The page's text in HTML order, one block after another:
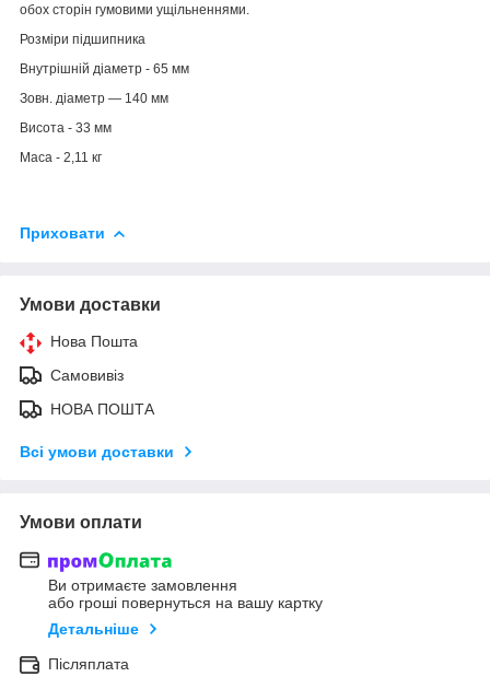
обох сторін гумовими ущільненнями.
Розміри підшипника
Внутрішній діаметр - 65 мм
Зовн. діаметр — 140 мм
Висота - 33 мм
Маса - 2,11 кг
Приховати
Умови доставки
Нова Пошта
Самовивіз
НОВА ПОШТА
Всі умови доставки
Умови оплати
Ви отримаєте замовлення
або гроші повернуться на вашу картку
Детальніше
Післяплата